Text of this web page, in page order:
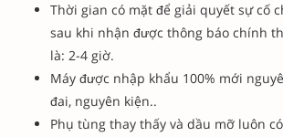
Thời gian có mặt để giải quyết sự cố
sau khi nhận được thông báo chính
là: 2-4 giờ.
Máy được nhập khẩu 100% mới
đai, nguyên kiện..
Phụ tùng thay thấy và dầu mỡ luôn